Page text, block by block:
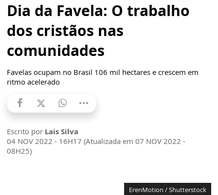
Dia da Favela: O trabalho
dos cristãos nas
comunidades
Favelas ocupam no Brasil 106 mil hectares e crescem em
ritmo acelerado
Escrito por Lais Silva
04 NOV 2022 - 16H17 (Atualizada em 07 NOV 2022 -
08H25)
ErenMotion / Shutterstock